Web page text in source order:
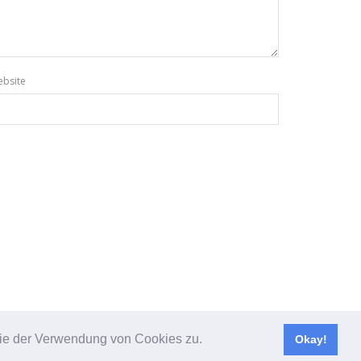
der Verwendung von Cookies zu. Okay!